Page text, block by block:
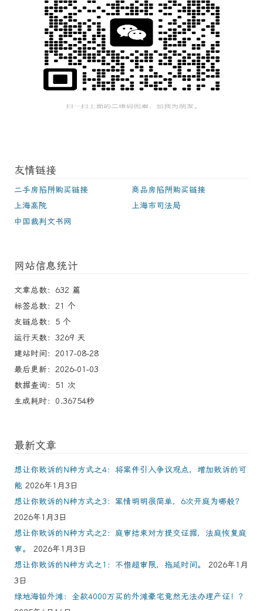
友情链接
二手房陷阱购买链接
商品房陷阱购买链接
上海高院
上海市司法局
中国裁判文书网
网站信息统计
文章总数：632 篇
标签总数：21 个
友链总数：5 个
运行天数：3269 天
建站时间：2017-08-28
最后更新：2026-01-03
数据查询：51 次
生成耗时：0.36754秒
最新文章
想让你败诉的N种方式之4：将案件引入争议观点，增加败诉的可
能 2026年1月3日
想让你败诉的N种方式之3：案情明明很简单，6次开庭为哪般？
2026年1月3日
想让你败诉的N种方式之2：庭审结束对方提交证据，法庭恢复庭
审。
2026年1月3日
想让你败诉的N种方式之1：不惜超审限，拖延时间。
2026年1月
3日
绿地海铂外滩：全款4000万买的外滩豪宅竟然无法办理产证！？